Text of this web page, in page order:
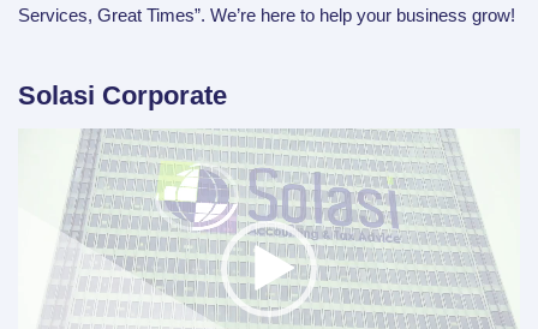
Services, Great Times”. We’re here to help your business grow!
Solasi Corporate
Player